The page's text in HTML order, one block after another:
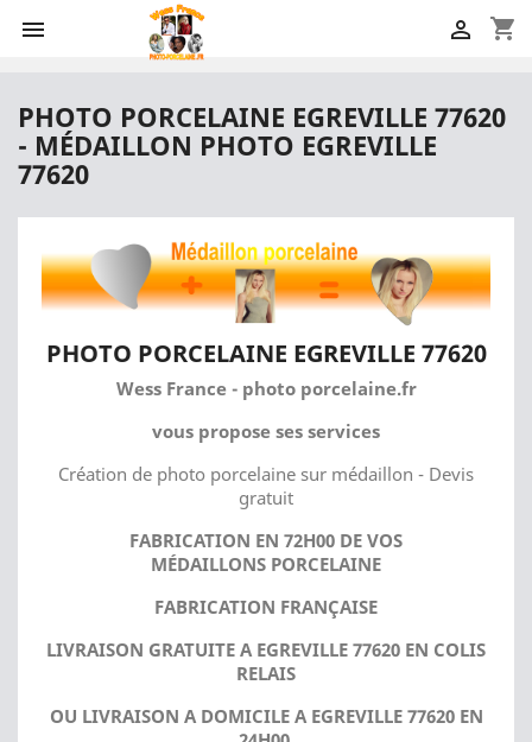
 shopping_cart

PHOTO PORCELAINE EGREVILLE 77620
- MÉDAILLON PHOTO EGREVILLE
77620
PHOTO PORCELAINE EGREVILLE 77620
Wess France - photo porcelaine.fr
vous propose ses services
Création de photo porcelaine sur médaillon - Devis
gratuit
FABRICATION EN 72H00 DE VOS
MÉDAILLONS PORCELAINE
FABRICATION FRANÇAISE
LIVRAISON GRATUITE A EGREVILLE 77620 EN COLIS
RELAIS
OU LIVRAISON A DOMICILE A EGREVILLE 77620 EN